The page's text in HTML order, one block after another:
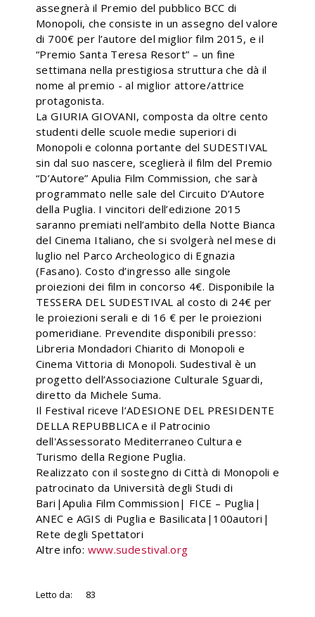
assegnerà il Premio del pubblico BCC di
Monopoli, che consiste in un assegno del valore
di 700€ per l’autore del miglior film 2015, e il
“Premio Santa Teresa Resort” – un fine
settimana nella prestigiosa struttura che dà il
nome al premio - al miglior attore/attrice
protagonista.
La GIURIA GIOVANI, composta da oltre cento
studenti delle scuole medie superiori di
Monopoli e colonna portante del SUDESTIVAL
sin dal suo nascere, sceglierà il film del Premio
“D’Autore” Apulia Film Commission, che sarà
programmato nelle sale del Circuito D’Autore
della Puglia. I vincitori dell’edizione 2015
saranno premiati nell’ambito della Notte Bianca
del Cinema Italiano, che si svolgerà nel mese di
luglio nel Parco Archeologico di Egnazia
(Fasano). Costo d’ingresso alle singole
proiezioni dei film in concorso 4€. Disponibile la
TESSERA DEL SUDESTIVAL al costo di 24€ per
le proiezioni serali e di 16 € per le proiezioni
pomeridiane. Prevendite disponibili presso:
Libreria Mondadori Chiarito di Monopoli e
Cinema Vittoria di Monopoli. Sudestival è un
progetto dell’Associazione Culturale Sguardi,
diretto da Michele Suma.
Il Festival riceve l’ADESIONE DEL PRESIDENTE
DELLA REPUBBLICA e il Patrocinio
dell'Assessorato Mediterraneo Cultura e
Turismo della Regione Puglia.
Realizzato con il sostegno di Città di Monopoli e
patrocinato da Università degli Studi di
Bari|Apulia Film Commission| FICE – Puglia|
ANEC e AGIS di Puglia e Basilicata|100autori|
Rete degli Spettatori
Altre info: www.sudestival.org
Letto da: 83